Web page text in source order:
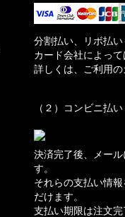
分割払い、リボ払い
カード会社によって
詳しくは、ご利用の
（２）コンビニ払い
決済完了後、メー
す。
それらの支払い情
だけます。
支払い期限は注文